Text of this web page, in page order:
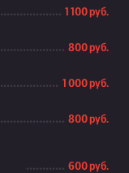
1 100 руб.
800 руб.
1 000 руб.
800 руб.
600 руб.